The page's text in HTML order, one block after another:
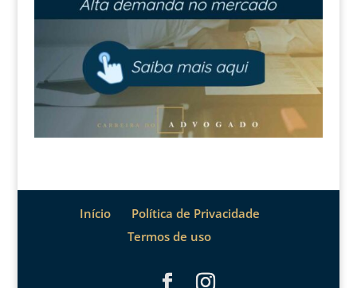
Início
Política de Privacidade
Termos de uso